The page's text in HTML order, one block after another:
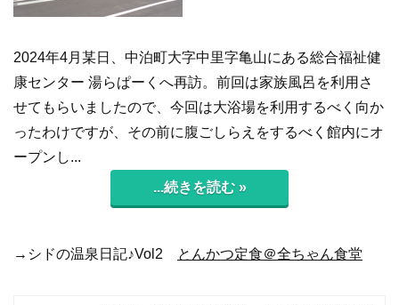
2024年4月某日、中泊町大字中里字亀山にある総合福祉健
康センター 湯らぱーくへ再訪。前回は家族風呂を利用さ
せてもらいましたので、今回は大浴場を利用するべく向か
ったわけですが、その前に腹ごしらえをするべく館内にオ
ープンし...
...続きを読む »
→シドの温泉日記♪Vol2 とんかつ定食＠全ちゃん食堂